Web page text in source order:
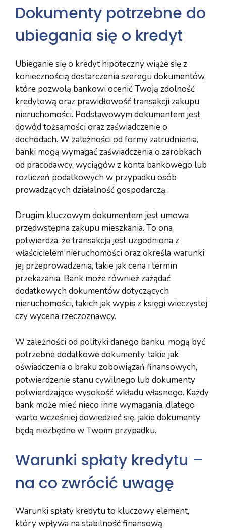
Dokumenty potrzebne do
ubiegania się o kredyt
Ubieganie się o kredyt hipoteczny wiąże się z
koniecznością dostarczenia szeregu dokumentów,
które pozwolą bankowi ocenić Twoją zdolność
kredytową oraz prawidłowość transakcji zakupu
nieruchomości. Podstawowym dokumentem jest
dowód tożsamości oraz zaświadczenie o
dochodach. W zależności od formy zatrudnienia,
banki mogą wymagać zaświadczenia o zarobkach
od pracodawcy, wyciągów z konta bankowego lub
rozliczeń podatkowych w przypadku osób
prowadzących działalność gospodarczą.
Drugim kluczowym dokumentem jest umowa
przedwstępna zakupu mieszkania. To ona
potwierdza, że transakcja jest uzgodniona z
właścicielem nieruchomości oraz określa warunki
jej przeprowadzenia, takie jak cena i termin
przekazania. Bank może również zażądać
dodatkowych dokumentów dotyczących
nieruchomości, takich jak wypis z księgi wieczystej
czy wycena rzeczoznawcy.
W zależności od polityki danego banku, mogą być
potrzebne dodatkowe dokumenty, takie jak
oświadczenia o braku zobowiązań finansowych,
potwierdzenie stanu cywilnego lub dokumenty
potwierdzające wysokość wkładu własnego. Każdy
bank może mieć nieco inne wymagania, dlatego
warto wcześniej dowiedzieć się, jakie dokumenty
będą niezbędne w Twoim przypadku.
Warunki spłaty kredytu –
na co zwrócić uwagę
Warunki spłaty kredytu to kluczowy element,
który wpływa na stabilność finansową